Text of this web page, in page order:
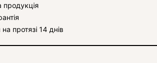
продукція
протязі 14 днів